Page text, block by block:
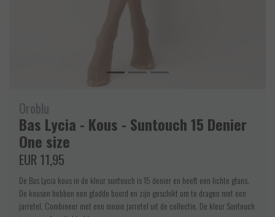
Oroblu
Bas Lycia - Kous - Suntouch 15 Denier
One size
EUR 11,95
De Bas Lycia kous in de kleur suntouch is 15 denier en heeft een lichte glans.
De kousen hebben een gladde boord en zijn geschikt om te dragen met een
jarretel. Combineer met een mooie jarretel uit de collectie. De kleur Suntouch